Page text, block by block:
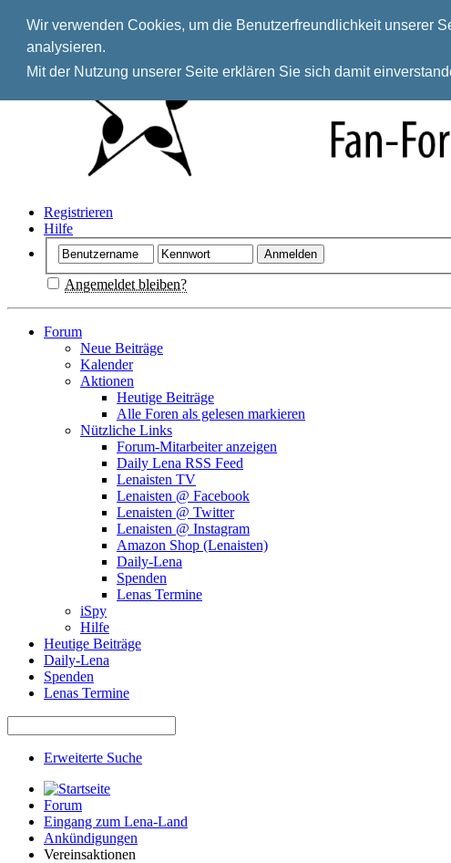
Wir verwenden Cookies, um die Benutzerfreundlichkeit unserer
analysieren.
Mit der Nutzung unserer Seite erklären Sie sich damit
Registrieren
Hilfe
Angemeldet bleiben?
Forum
Neue Beiträge
Kalender
Aktionen
Heutige Beiträge
Alle Foren als gelesen markieren
Nützliche Links
Forum-Mitarbeiter anzeigen
Daily Lena RSS Feed
Lenaisten TV
Lenaisten @ Facebook
Lenaisten @ Twitter
Lenaisten @ Instagram
Amazon Shop (Lenaisten)
Daily-Lena
Spenden
Lenas Termine
iSpy
Hilfe
Heutige Beiträge
Daily-Lena
Spenden
Lenas Termine
Erweiterte Suche
Forum
Eingang zum Lena-Land
Ankündigungen
Vereinsaktionen